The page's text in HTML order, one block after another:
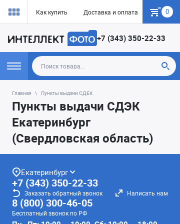
Как купить Доставка и оплата Гарантия
0
+7 (343) 350-22-33
Главная Пункты выдачи СДЕК
Пункты выдачи СДЭК
Екатеринбург
(Свердловская область)
Екатеринбург
+7 (343) 350-22-33
Заказать обратный звонок Написать нам
8 (800) 300-46-05
Бесплатный звонок по РФ